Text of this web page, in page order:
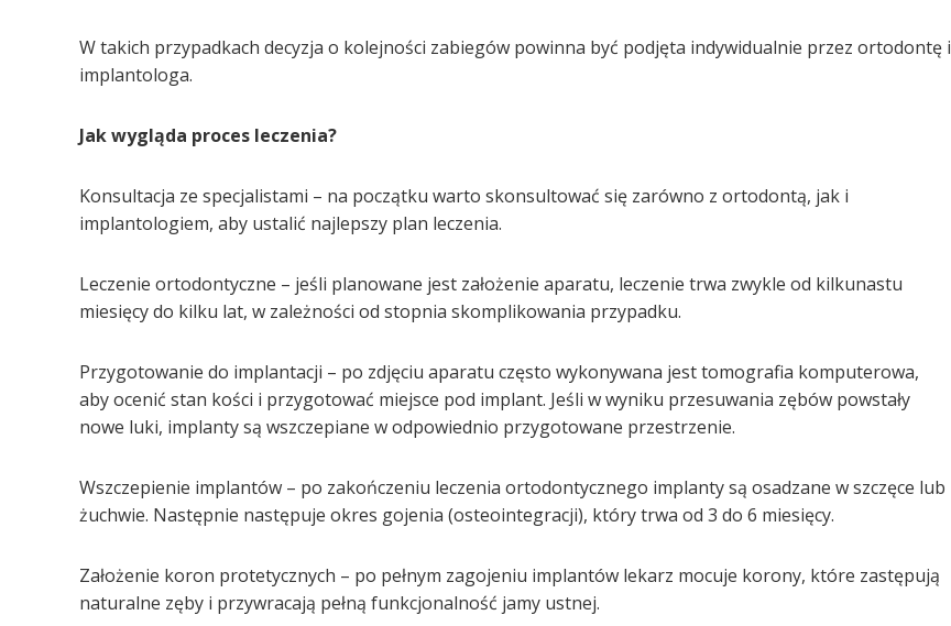
W takich przypadkach decyzja o kolejności zabiegów powinna być podjęta indywidualnie przez ortodontę i
implantologa.
Jak wygląda proces leczenia?
Konsultacja ze specjalistami – na początku warto skonsultować się zarówno z ortodontą, jak i
implantologiem, aby ustalić najlepszy plan leczenia.
Leczenie ortodontyczne – jeśli planowane jest założenie aparatu, leczenie trwa zwykle od kilkunastu
miesięcy do kilku lat, w zależności od stopnia skomplikowania przypadku.
Przygotowanie do implantacji – po zdjęciu aparatu często wykonywana jest tomografia komputerowa,
aby ocenić stan kości i przygotować miejsce pod implant. Jeśli w wyniku przesuwania zębów powstały
nowe luki, implanty są wszczepiane w odpowiednio przygotowane przestrzenie.
Wszczepienie implantów – po zakończeniu leczenia ortodontycznego implanty są osadzane w szczęce lub
żuchwie. Następnie następuje okres gojenia (osteointegracji), który trwa od 3 do 6 miesięcy.
Założenie koron protetycznych – po pełnym zagojeniu implantów lekarz mocuje korony, które zastępują
naturalne zęby i przywracają pełną funkcjonalność jamy ustnej.